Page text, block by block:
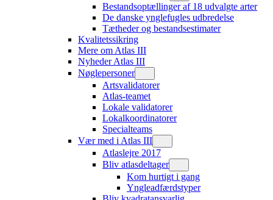
Bestandsoptællinger af 18 udvalgte arter
De danske ynglefugles udbredelse
Tætheder og bestandsestimater
Kvalitetssikring
Mere om Atlas III
Nyheder Atlas III
Nøglepersoner
Artsvalidatorer
Atlas-teamet
Lokale validatorer
Lokalkoordinatorer
Specialteams
Vær med i Atlas III
Atlaslejre 2017
Bliv atlasdeltager
Kom hurtigt i gang
Yngleadfærdstyper